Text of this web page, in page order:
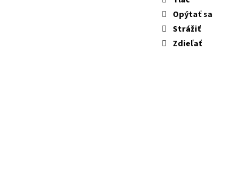
Opýtať sa
Strážiť
Zdieľať